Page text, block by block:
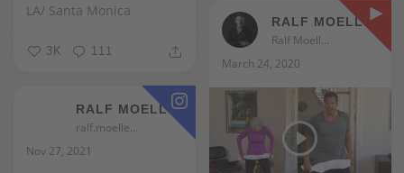
LA/ Santa Monica
3K 111
RALF MOELLER
Ralf Moeller
March 24, 2020
RALF MOELLER
ralf.moeller
Nov 27, 2021